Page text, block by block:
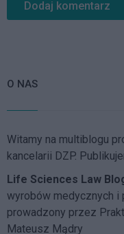
O NAS
Witamy na multiblogu
kancelarii DZP.
Life Sciences Law
wyrobów medycznych i
prowadzony przez
Mateusz Mądry